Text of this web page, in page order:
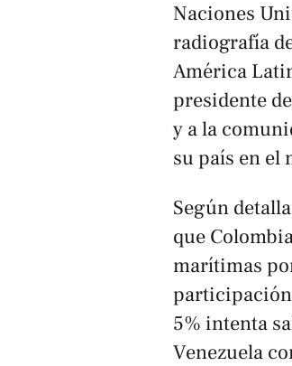
Naciones
radiografía
América
presidente
y a la
su país en
Según
que
marítimas
participación
5% intenta
Venezuela